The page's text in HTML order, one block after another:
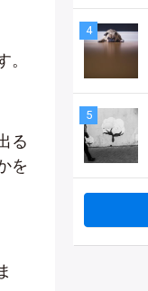
る
を
4
5